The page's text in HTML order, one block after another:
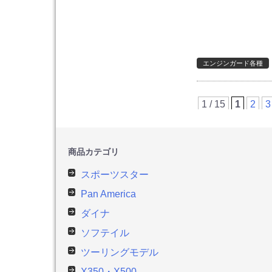
エンジンガード各種
1 / 15 1 2 3
商品カテゴリ
スポーツスター
Pan America
ダイナ
ソフテイル
ツーリングモデル